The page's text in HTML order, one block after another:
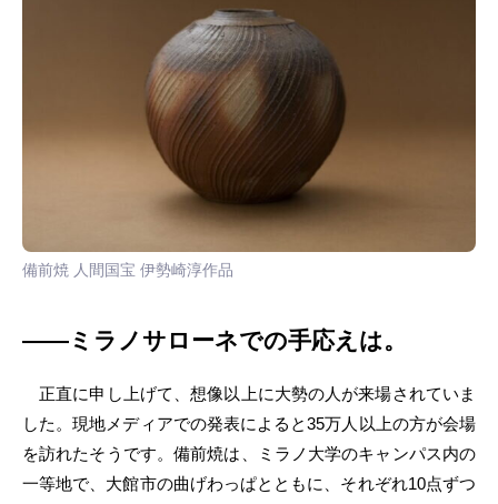
備前焼 人間国宝 伊勢崎淳作品
――ミラノサローネでの手応えは。
正直に申し上げて、想像以上に大勢の人が来場されていま
した。現地メディアでの発表によると35万人以上の方が会場
を訪れたそうです。備前焼は、ミラノ大学のキャンパス内の
一等地で、大館市の曲げわっぱとともに、それぞれ10点ずつ